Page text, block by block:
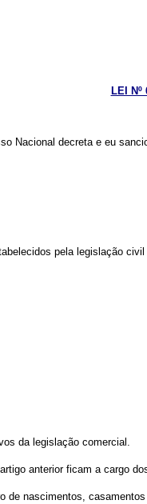
LEI Nº
Nacional decreta e eu
pela legislação
da legislação comercial.
anterior ficam a cargo
de nascimentos,